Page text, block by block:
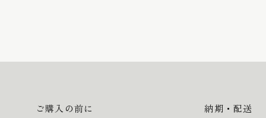
ご購入の前に 納期・配送